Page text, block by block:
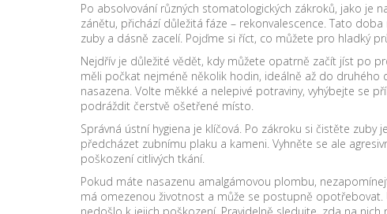
Po absolvování různých stomatologických zákroků, jako je
zánětu, přichází důležitá fáze – rekonvalescence. Tato
zuby a dásně zacelí. Pojďme si říct, co můžete pro hladký
Nejdřív je důležité vědět, kdy můžete opatrně začít jíst po
měli počkat nejméně několik hodin, ideálně až do druhého
nasazena. Volte měkké a nelepivé potraviny, vyhýbejte se
podráždit čerstvě ošetřené místo.
Správná ústní hygiena je klíčová. Po zákroku si čistěte
předcházet zubnímu plaku a kameni. Vyhněte se ale
poškození citlivých tkání.
Pokud máte nasazenu amalgámovou plombu,
má omezenou životnost a může se postupně